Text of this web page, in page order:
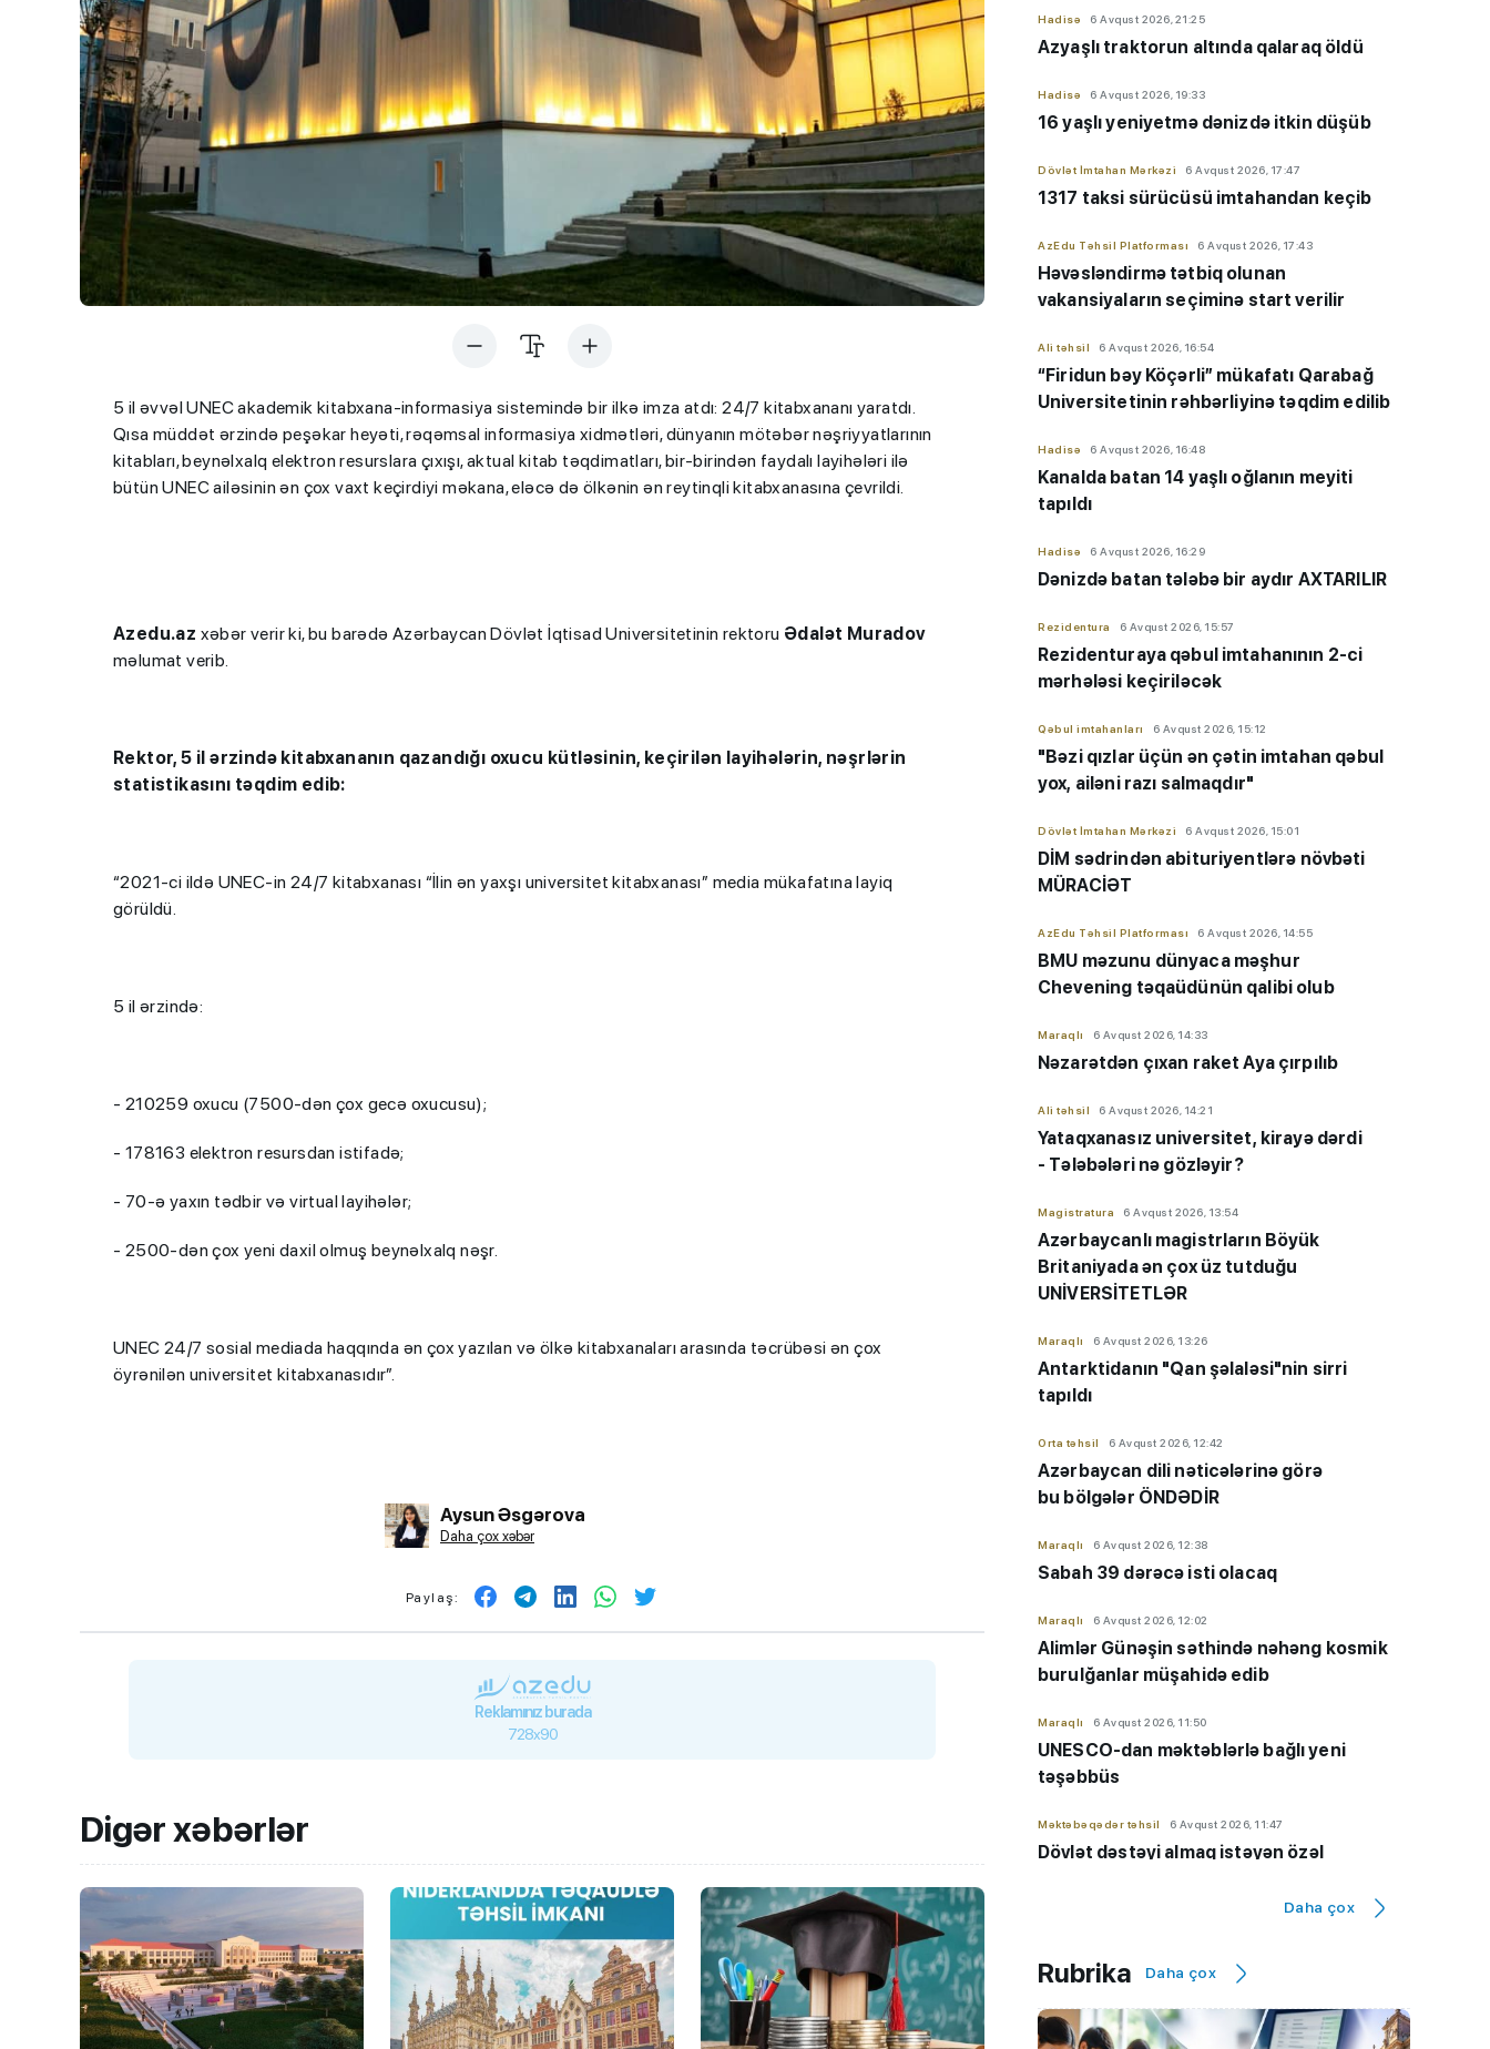
5 il əvvəl UNEC akademik kitabxana-informasiya sistemində bir ilkə imza atdı: 24/7 kitabxananı yaratdı.
Qısa müddət ərzində peşəkar heyəti, rəqəmsal informasiya xidmətləri, dünyanın mötəbər nəşriyyatlarının
kitabları, beynəlxalq elektron resurslara çıxışı, aktual kitab təqdimatları, bir-birindən faydalı layihələri ilə
bütün UNEC ailəsinin ən çox vaxt keçirdiyi məkana, eləcə də ölkənin ən reytinqli kitabxanasına çevrildi.
Azedu.az xəbər verir ki, bu barədə Azərbaycan Dövlət İqtisad Universitetinin rektoru Ədalət Muradov
məlumat verib.
Rektor, 5 il ərzində kitabxananın qazandığı oxucu kütləsinin, keçirilən layihələrin, nəşrlərin
statistikasını təqdim edib:
“2021-ci ildə UNEC-in 24/7 kitabxanası “İlin ən yaxşı universitet kitabxanası” media mükafatına layiq
görüldü.
5 il ərzində:
- 210259 oxucu (7500-dən çox gecə oxucusu);
- 178163 elektron resursdan istifadə;
- 70-ə yaxın tədbir və virtual layihələr;
- 2500-dən çox yeni daxil olmuş beynəlxalq nəşr.
UNEC 24/7 sosial mediada haqqında ən çox yazılan və ölkə kitabxanaları arasında təcrübəsi ən çox
öyrənilən universitet kitabxanasıdır”.
Aysun Əsgərova
Daha çox xəbər
Paylaş:
Reklamınız burada
728x90
Digər xəbərlər
Hadisə 6 Avqust 2026, 21:25
Azyaşlı traktorun altında qalaraq öldü
Hadisə 6 Avqust 2026, 19:33
16 yaşlı yeniyetmə dənizdə itkin düşüb
Dövlət İmtahan Mərkəzi 6 Avqust 2026, 17:47
1317 taksi sürücüsü imtahandan keçib
AzEdu Təhsil Platforması 6 Avqust 2026, 17:43
Həvəsləndirmə tətbiq olunan
vakansiyaların seçiminə start verilir
Ali təhsil 6 Avqust 2026, 16:54
“Firidun bəy Köçərli” mükafatı Qarabağ
Universitetinin rəhbərliyinə təqdim edilib
Hadisə 6 Avqust 2026, 16:48
Kanalda batan 14 yaşlı oğlanın meyiti
tapıldı
Hadisə 6 Avqust 2026, 16:29
Dənizdə batan tələbə bir aydır AXTARILIR
Rezidentura 6 Avqust 2026, 15:57
Rezidenturaya qəbul imtahanının 2-ci
mərhələsi keçiriləcək
Qəbul imtahanları 6 Avqust 2026, 15:12
"Bəzi qızlar üçün ən çətin imtahan qəbul
yox, ailəni razı salmaqdır"
Dövlət İmtahan Mərkəzi 6 Avqust 2026, 15:01
DİM sədrindən abituriyent ​​​​​​​lərə növbəti
MÜRACİƏT
AzEdu Təhsil Platforması 6 Avqust 2026, 14:55
BMU məzunu dünyaca məşhur
Chevening təqaüdünün qalibi olub
Maraqlı 6 Avqust 2026, 14:33
Nəzarətdən çıxan raket Aya çırpılıb
Ali təhsil 6 Avqust 2026, 14:21
Yataqxanasız universitet, kirayə dərdi
- Tələbələri nə gözləyir?
Magistratura 6 Avqust 2026, 13:54
Azərbaycanlı magistrların Böyük
Britaniyada ən çox üz tutduğu
UNİVERSİTETLƏR
Maraqlı 6 Avqust 2026, 13:26
Antarktidanın "Qan şəlaləsi"nin sirri
tapıldı
Orta təhsil 6 Avqust 2026, 12:42
Azərbaycan dili nəticələrinə görə
bu bölgələr ÖNDƏDİR
Maraqlı 6 Avqust 2026, 12:38
Sabah 39 dərəcə isti olacaq
Maraqlı 6 Avqust 2026, 12:02
Alimlər Günəşin səthində nəhəng kosmik
burulğanlar müşahidə edib
Maraqlı 6 Avqust 2026, 11:50
UNESCO-dan məktəblərlə bağlı yeni
təşəbbüs
Məktəbəqədər təhsil 6 Avqust 2026, 11:47
Dövlət dəstəyi almaq istəyən özəl
qaydaların tətbiqinə ehtiyac var"
Hadisə 6 Avqust 2026, 11:20
Daha çox
Rubrika Daha çox